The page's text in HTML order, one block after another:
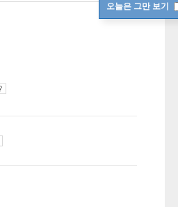
오늘은 그만 보기